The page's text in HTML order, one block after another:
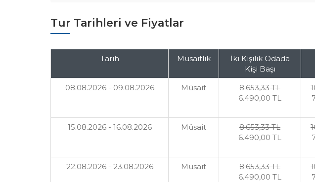
Tur Tarihleri ve Fiyatlar
Tarih Müsaitlik
İki Kişilik Odada
Kişi Başı
08.08.2026 - 09.08.2026 Müsait 8.653,33TL
6.490,00 TL
15.08.2026 - 16.08.2026 Müsait 8.653,33TL
6.490,00 TL
22.08.2026 - 23.08.2026 Müsait 8.653,33TL
6.490,00 TL